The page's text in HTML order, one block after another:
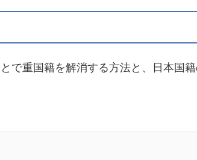
で重国籍を解消する方法と、日本国